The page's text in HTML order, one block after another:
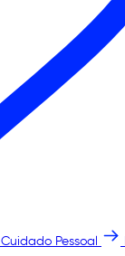
Cuidado Pessoal